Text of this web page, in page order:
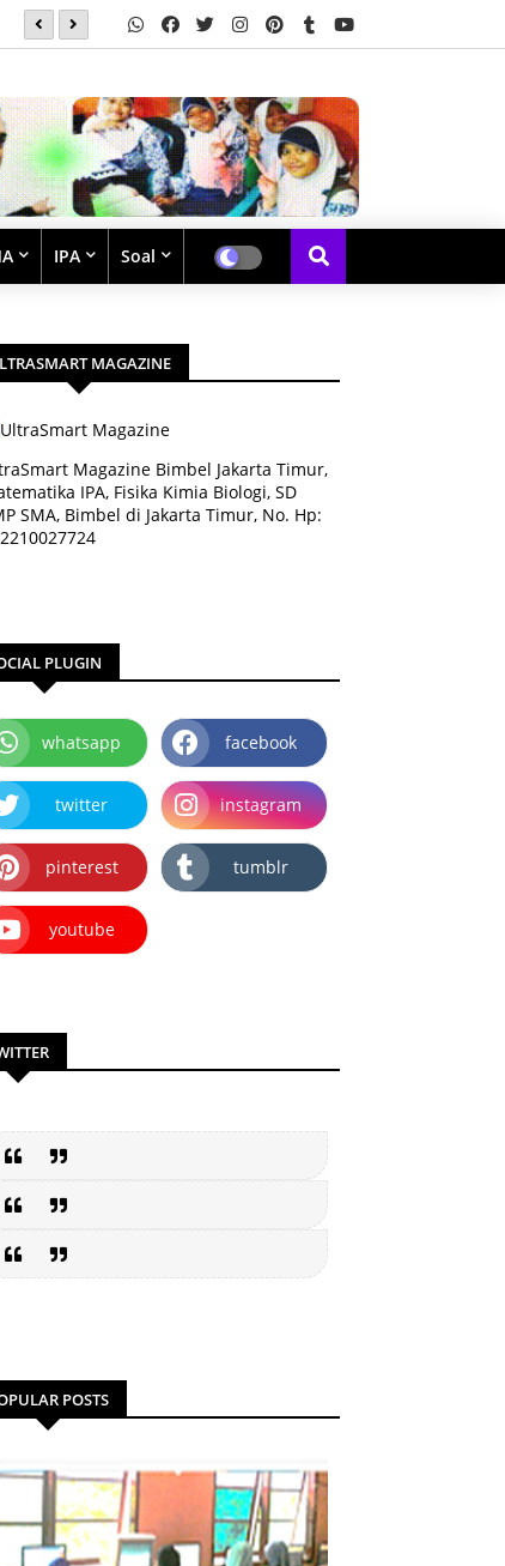
Soal Latihan Perpangkatan dan Bentuk Akar
IPA Soal
MAGAZINE
Magazine Bimbel Jakarta Timur,
IPA, Fisika Kimia Biologi, SD
SMA, Bimbel di Jakarta Timur, No. Hp:
PLUGIN
whatsapp facebook
twitter instagram
pinterest tumblr
youtube
POSTS